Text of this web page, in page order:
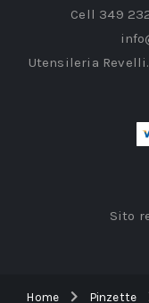
Cell 349
Utensileria
Sito
Home Pinzette